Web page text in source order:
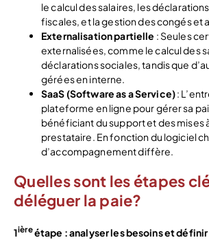
le calcul des salaires, les
fiscales, et la gestion des congés et
Externalisation partielle : Seules
externalisées, comme le calcul des
déclarations sociales, tandis que
gérées en interne.
SaaS (Software as a Service):
plateforme en ligne pour gérer sa
bénéficiant du support et des mises
prestataire. En fonction du logiciel
d’accompagnement diffère.
Quelles sont les étapes
déléguer la paie?
1ièreétape : analyser les besoins et